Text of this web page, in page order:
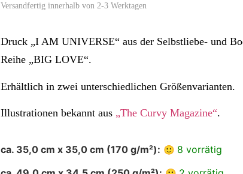
Versandfertig innerhalb von 2-3 Werktagen
Druck „I AM UNIVERSE“ aus der Selbstliebe- und
Reihe „BIG LOVE“.
Erhältlich in zwei unterschiedlichen Größenvarianten.
Illustrationen bekannt aus „The Curvy Magazine“.
ca. 35,0 cm x 35,0 cm (170 g/m²):
8 vorrätig